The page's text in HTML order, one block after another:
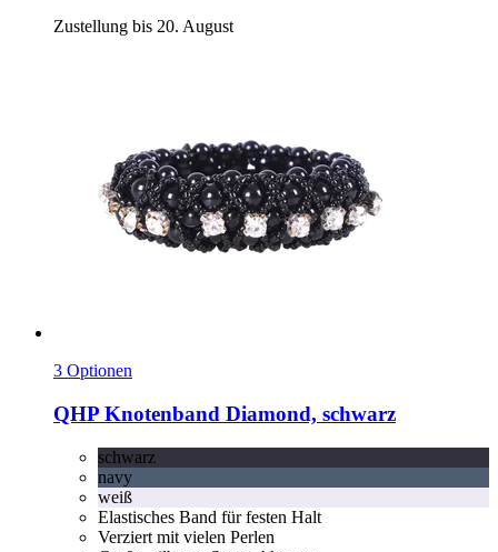
Zustellung bis 20. August
3 Optionen
QHP Knotenband Diamond, schwarz
schwarz
navy
weiß
Elastisches Band für festen Halt
Verziert mit vielen Perlen